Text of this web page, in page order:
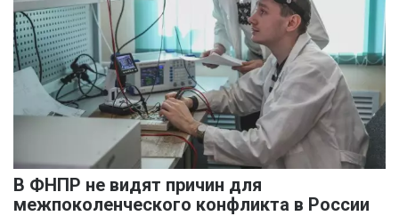
В ФНПР не видят причин для
межпоколенческого конфликта в России